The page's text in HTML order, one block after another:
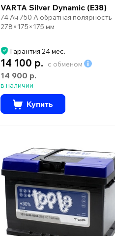
VARTA Silver Dynamic (E38)
74 Ач 750 А обратная полярность
278×175×175 мм
Гарантия 24 мес.
14 100 р. с обменом
14 900 р.
в наличии
Купить